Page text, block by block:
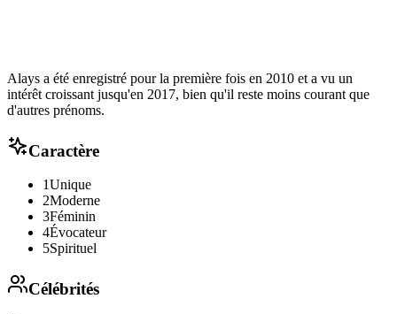
Alays a été enregistré pour la première fois en 2010 et a vu un
intérêt croissant jusqu'en 2017, bien qu'il reste moins courant que
d'autres prénoms.
Caractère
1Unique
2Moderne
3Féminin
4Évocateur
5Spirituel
Célébrités